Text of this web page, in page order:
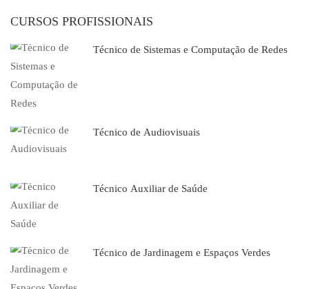
CURSOS PROFISSIONAIS
Técnico de Sistemas e Computação de Redes
Técnico de Audiovisuais
Técnico Auxiliar de Saúde
Técnico de Jardinagem e Espaços Verdes